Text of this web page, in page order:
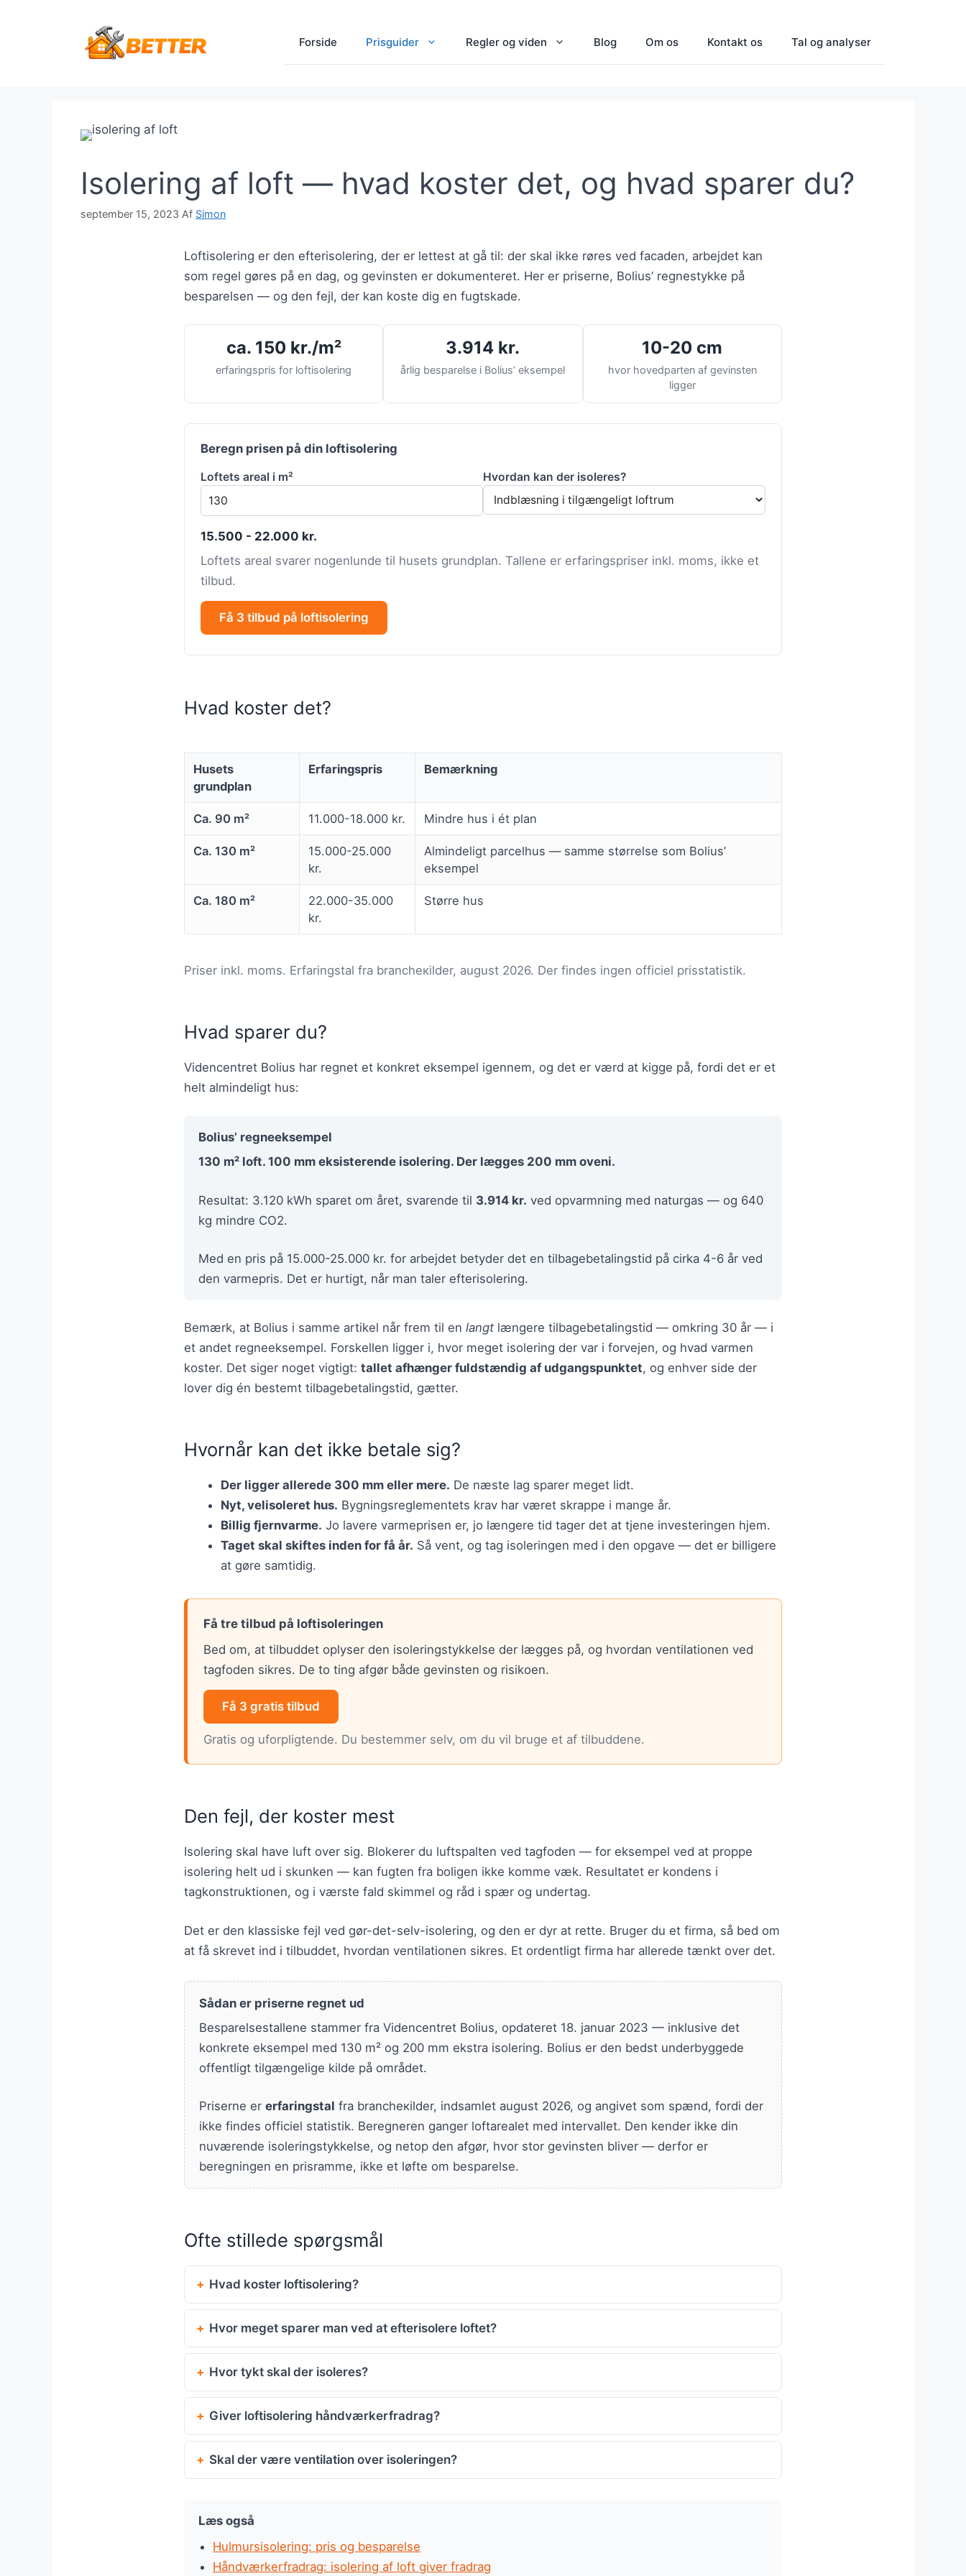
Forside Prisguider Regler og viden Blog Om os Kontakt os Tal og analyser
Isolering af loft — hvad koster det, og hvad sparer du?
september 15, 2023 Af Simon
Loftisolering er den efterisolering, der er lettest at gå til: der skal ikke røres ved facaden, arbejdet kan
som regel gøres på en dag, og gevinsten er dokumenteret. Her er priserne, Bolius’ regnestykke på
besparelsen — og den fejl, der kan koste dig en fugtskade.
ca. 150 kr./m²
erfaringspris for loftisolering
3.914 kr.
årlig besparelse i Bolius’ eksempel
10-20 cm
hvor hovedparten af gevinsten
ligger
Beregn prisen på din loftisolering
Loftets areal i m² Hvordan kan der isoleres?
15.500 - 22.000 kr.
Loftets areal svarer nogenlunde til husets grundplan. Tallene er erfaringspriser inkl. moms, ikke et
tilbud.
Få 3 tilbud på loftisolering
Hvad koster det?
Husets
grundplan
Erfaringspris Bemærkning
Ca. 90 m² 11.000-18.000 kr. Mindre hus i ét plan
Ca. 130 m²
15.000-25.000
kr.
Almindeligt parcelhus — samme størrelse som Bolius’
eksempel
Ca. 180 m²
22.000-35.000
kr.
Større hus
Priser inkl. moms. Erfaringstal fra brancheкilder, august 2026. Der findes ingen officiel prisstatistik.
Hvad sparer du?
Videncentret Bolius har regnet et konkret eksempel igennem, og det er værd at kigge på, fordi det er et
helt almindeligt hus:
Bolius’ regneeksempel
130 m² loft. 100 mm eksisterende isolering. Der lægges 200 mm oveni.
Resultat: 3.120 kWh sparet om året, svarende til 3.914 kr. ved opvarmning med naturgas — og 640
kg mindre CO2.
Med en pris på 15.000-25.000 kr. for arbejdet betyder det en tilbagebetalingstid på cirka 4-6 år ved
den varmepris. Det er hurtigt, når man taler efterisolering.
Bemærk, at Bolius i samme artikel når frem til en langt længere tilbagebetalingstid — omkring 30 år — i
et andet regneeksempel. Forskellen ligger i, hvor meget isolering der var i forvejen, og hvad varmen
koster. Det siger noget vigtigt: tallet afhænger fuldstændig af udgangspunktet, og enhver side der
lover dig én bestemt tilbagebetalingstid, gætter.
Hvornår kan det ikke betale sig?
Der ligger allerede 300 mm eller mere. De næste lag sparer meget lidt.
Nyt, velisoleret hus. Bygningsreglementets krav har været skrappe i mange år.
Billig fjernvarme. Jo lavere varmeprisen er, jo længere tid tager det at tjene investeringen hjem.
Taget skal skiftes inden for få år. Så vent, og tag isoleringen med i den opgave — det er billigere
at gøre samtidig.
Få tre tilbud på loftisoleringen
Bed om, at tilbuddet oplyser den isoleringstykkelse der lægges på, og hvordan ventilationen ved
tagfoden sikres. De to ting afgør både gevinsten og risikoen.
Få 3 gratis tilbud
Gratis og uforpligtende. Du bestemmer selv, om du vil bruge et af tilbuddene.
Den fejl, der koster mest
Isolering skal have luft over sig. Blokerer du luftspalten ved tagfoden — for eksempel ved at proppe
isolering helt ud i skunken — kan fugten fra boligen ikke komme væk. Resultatet er kondens i
tagkonstruktionen, og i værste fald skimmel og råd i spær og undertag.
Det er den klassiske fejl ved gør-det-selv-isolering, og den er dyr at rette. Bruger du et firma, så bed om
at få skrevet ind i tilbuddet, hvordan ventilationen sikres. Et ordentligt firma har allerede tænkt over det.
Sådan er priserne regnet ud
Besparelsestallene stammer fra Videncentret Bolius, opdateret 18. januar 2023 — inklusive det
konkrete eksempel med 130 m² og 200 mm ekstra isolering. Bolius er den bedst underbyggede
offentligt tilgængelige kilde på området.
Priserne er erfaringstal fra brancheкilder, indsamlet august 2026, og angivet som spænd, fordi der
ikke findes officiel statistik. Beregneren ganger loftarealet med intervallet. Den kender ikke din
nuværende isoleringstykkelse, og netop den afgør, hvor stor gevinsten bliver — derfor er
beregningen en prisramme, ikke et løfte om besparelse.
Ofte stillede spørgsmål
Hvad koster loftisolering?
Hvor meget sparer man ved at efterisolere loftet?
Hvor tykt skal der isoleres?
Giver loftisolering håndværkerfradrag?
Skal der være ventilation over isoleringen?
Læs også
Hulmursisolering: pris og besparelse
Håndværkerfradrag: isolering af loft giver fradrag